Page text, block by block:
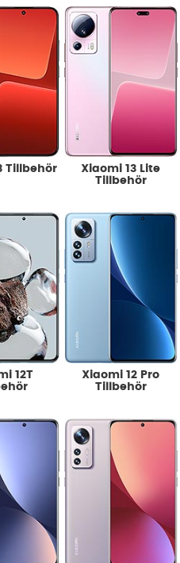
Tillbehör
Xiaomi 13 Lite
Tillbehör
12T
Xiaomi 12 Pro
Tillbehör